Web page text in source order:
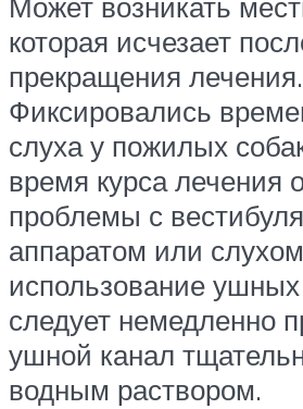
Может возникать
которая исчезает
прекращения лечения.
Фиксировались
слуха у пожилых
время курса лечения
проблемы с
аппаратом или
использование
следует немедленно
ушной канал
водным раствором.